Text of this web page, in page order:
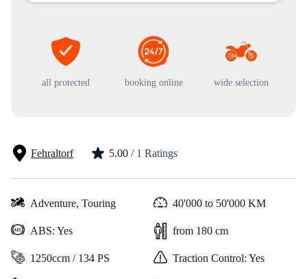
all protected booking online wide selection
Fehraltorf 5.00 / 1 Ratings
Adventure, Touring 40'000 to 50'000 KM
ABS: Yes from 180 cm
1250ccm / 134 PS Traction Control: Yes